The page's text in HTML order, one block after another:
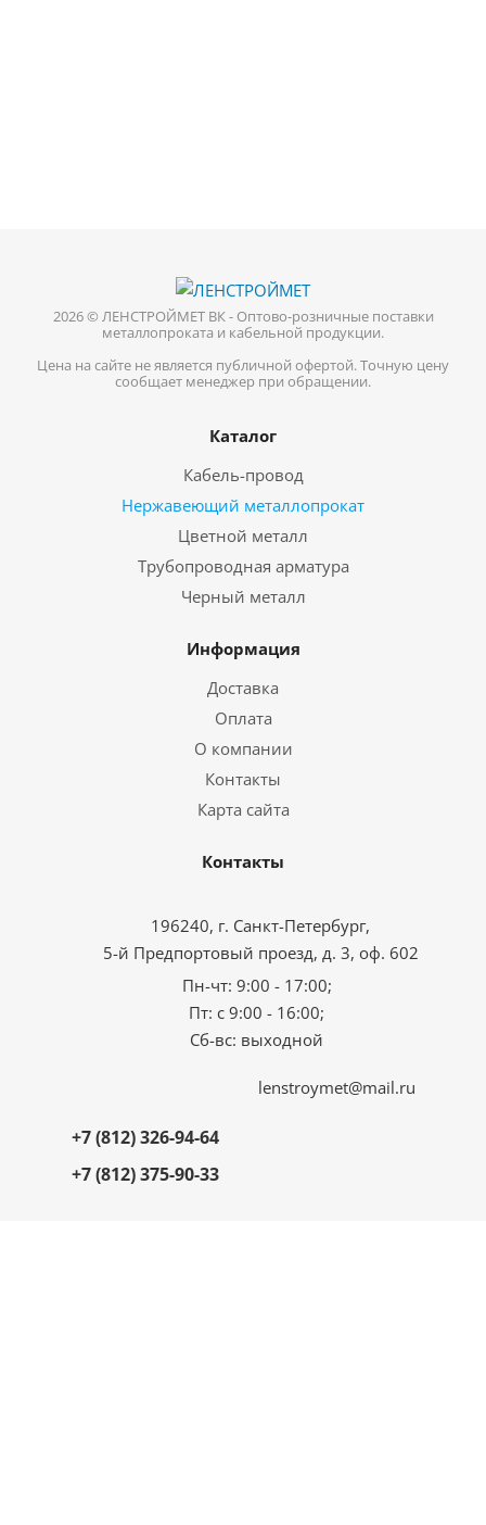
2026 © ЛЕНСТРОЙМЕТ ВК - Оптово-розничные поставки
металлопроката и кабельной продукции.
Цена на сайте не является публичной офертой. Точную цену
сообщает менеджер при обращении.
Каталог
Кабель-провод
Нержавеющий металлопрокат
Цветной металл
Трубопроводная арматура
Черный металл
Информация
Доставка
Оплата
О компании
Контакты
Карта сайта
Контакты
196240, г. Санкт-Петербург,
5-й Предпортовый проезд, д. 3, оф. 602
Пн-чт: 9:00 - 17:00;
Пт: с 9:00 - 16:00;
Сб-вс: выходной
+7 (812) 326-94-64
+7 (812) 375-90-33
lenstroymet@mail.ru